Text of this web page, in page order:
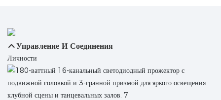
Управление И Соединения
Личности